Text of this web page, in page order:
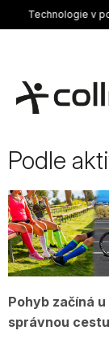
Technologie v
Podle
Pohyb začíná
správnou